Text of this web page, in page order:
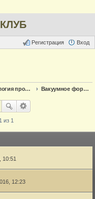
Вход
Регистрация
Технология производства Вакуумное формование
из 1
10:51
12:23